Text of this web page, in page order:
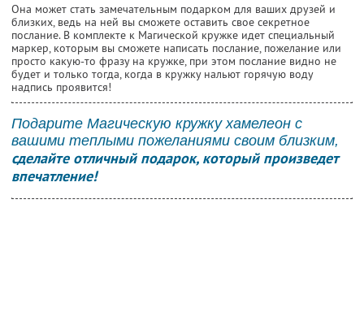
Она может стать замечательным подарком для ваших друзей и
близких, ведь на ней вы сможете оставить свое секретное
послание. В комплекте к Магической кружке идет специальный
маркер, которым вы сможете написать послание, пожелание или
просто какую-то фразу на кружке, при этом послание видно не
будет и только тогда, когда в кружку нальют горячую воду
надпись проявится!
Подарите Магическую кружку хамелеон с
вашими теплыми пожеланиями своим близким,
сделайте отличный подарок, который произведет
впечатление!